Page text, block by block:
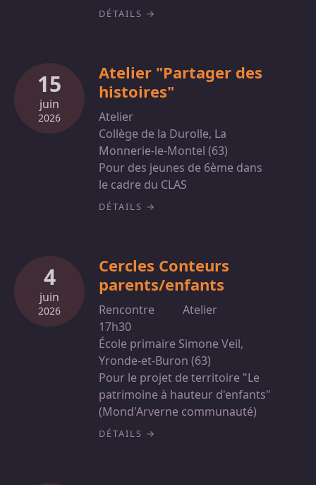
DÉTAILS
15
juin
2026
Atelier "Partager des
histoires"
Atelier
Collège de la Durolle, La
Monnerie-le-Montel (63)
Pour des jeunes de 6ème dans
le cadre du CLAS
DÉTAILS
4
juin
2026
Cercles Conteurs
parents/enfants
Rencontre
Atelier
17h30
École primaire Simone Veil,
Yronde-et-Buron (63)
Pour le projet de territoire "Le
patrimoine à hauteur d'enfants"
(Mond'Arverne communauté)
DÉTAILS